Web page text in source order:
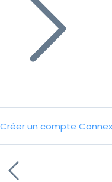
Créer un compte